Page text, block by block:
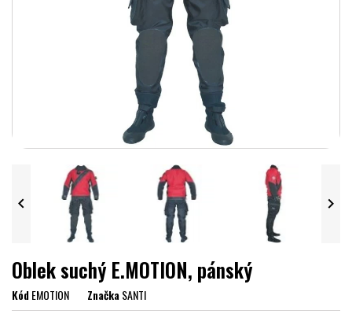
 
Oblek suchý E.MOTION, pánský
KódEMOTION ZnačkaSANTI